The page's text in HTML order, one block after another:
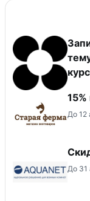
До 12
До 31